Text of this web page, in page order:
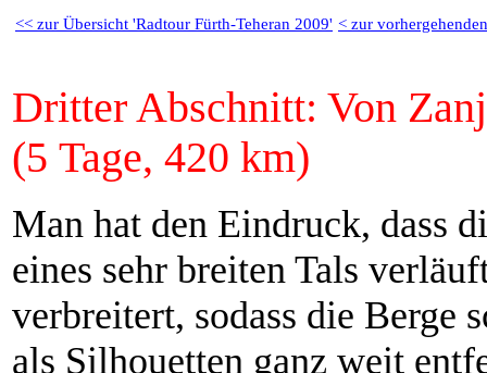
<< zur Übersicht 'Radtour Fürth-Teheran 2009' < zur
Dritter Abschnitt: Von
(5 Tage, 420 km)
Man hat den Eindruck, dass
eines sehr brei­ten Tals
ver­brei­tert, so­dass die Berge
als Sil­hou­etten ganz weit